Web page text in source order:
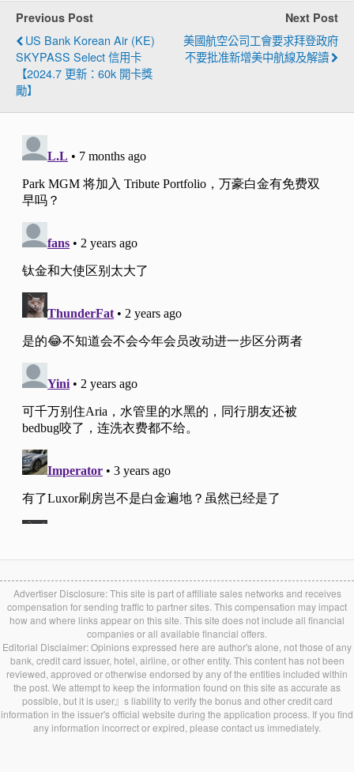
Previous Post
US Bank Korean Air (KE)
SKYPASS Select 信用卡
【2024.7 更新：60k 開卡獎
勵】
Next Post
美國航空公司工會要求拜登政府
不要批准新增美中航線及解讀
Advertiser Disclosure: This site is part of affiliate sales networks and receives
compensation for sending traffic to partner sites. This compensation may impact
how and where links appear on this site. This site does not include all financial
companies or all available financial offers.
Editorial Disclaimer: Opinions expressed here are author's alone, not those of any
bank, credit card issuer, hotel, airline, or other entity. This content has not been
reviewed, approved or otherwise endorsed by any of the entities included within
the post. We attempt to keep the information found on this site as accurate as
possible, but it is user』s liability to verify the bonus and other credit card
information in the issuer's official website during the application process. If you find
any information incorrect or expired, please contact us immediately.